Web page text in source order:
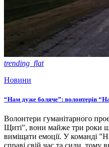
trending_flat
Новини
“Нам дуже боляче”: волонтерів
Волонтери гуманітарного
Щиті", вони майже три роки
виміщати емоції. У команді
справі свій час та сили, тому